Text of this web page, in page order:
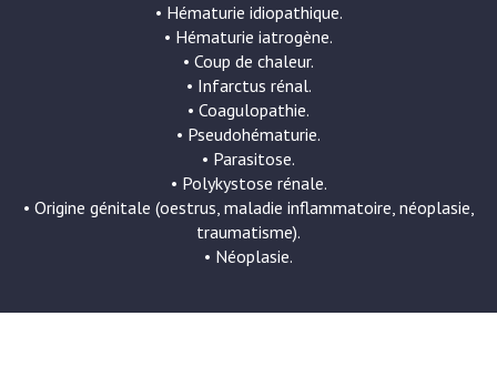
• Hématurie idiopathique.
• Hématurie iatrogène.
• Coup de chaleur.
• Infarctus rénal.
• Coagulopathie.
• Pseudohématurie.
• Parasitose.
• Polykystose rénale.
• Origine génitale (oestrus, maladie inflammatoire, néoplasie,
traumatisme).
• Néoplasie.